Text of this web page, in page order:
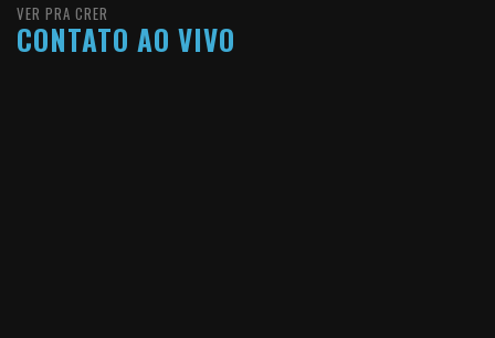
VER PRA CRER
CONTATO AO VIVO